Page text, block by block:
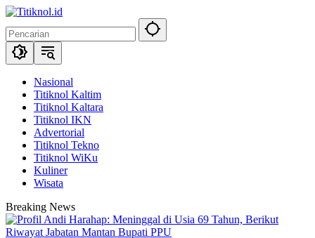
Langsung
konten
Nasional
Titiknol Kaltim
Titiknol Kaltara
Titiknol IKN
Advertorial
Titiknol Tekno
Titiknol WiKu
Kuliner
Wisata
Breaking News